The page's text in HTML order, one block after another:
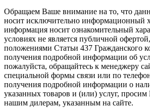
Обращаем Ваше внимание на то, что
носит исключительно информационный
информация носит ознакомительный
условиях не является публичной
положениями Статьи 437 Гражданского
получения подробной информации об
пожалуйста, обращайтесь к менеджеру
специальной формы связи или по
получения подробной информации о
указанных товаров и (или) услуг,
нашим дилерам, указанным на сайте.